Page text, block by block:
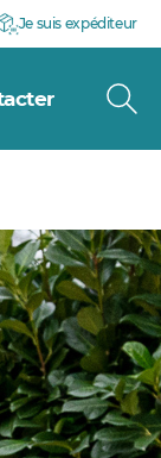
Je suis expéditeur